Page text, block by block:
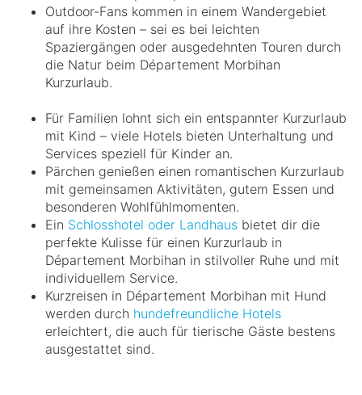
Outdoor-Fans kommen in einem Wandergebiet
auf ihre Kosten – sei es bei leichten
Spaziergängen oder ausgedehnten Touren durch
die Natur beim Département Morbihan
Kurzurlaub.
Für Familien lohnt sich ein entspannter Kurzurlaub
mit Kind – viele Hotels bieten Unterhaltung und
Services speziell für Kinder an.
Pärchen genießen einen romantischen Kurzurlaub
mit gemeinsamen Aktivitäten, gutem Essen und
besonderen Wohlfühlmomenten.
Ein Schlosshotel oder Landhaus bietet dir die
perfekte Kulisse für einen Kurzurlaub in
Département Morbihan in stilvoller Ruhe und mit
individuellem Service.
Kurzreisen in Département Morbihan mit Hund
werden durch hundefreundliche Hotels
erleichtert, die auch für tierische Gäste bestens
ausgestattet sind.